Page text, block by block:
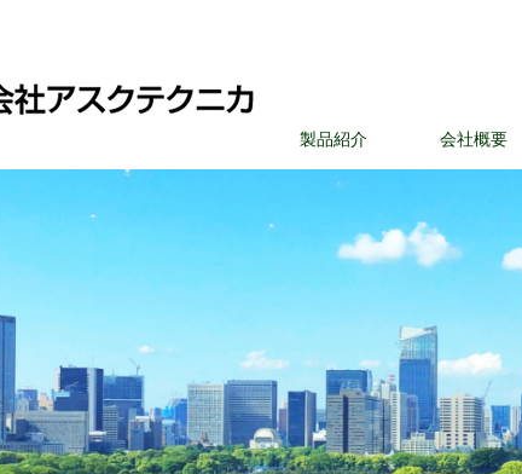
製品紹介 会社概要